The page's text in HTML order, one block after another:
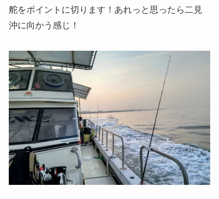
舵をポイントに切ります！あれっと思ったら二見
沖に向かう感じ！